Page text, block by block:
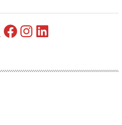
FacebookInstagramLinkedIn